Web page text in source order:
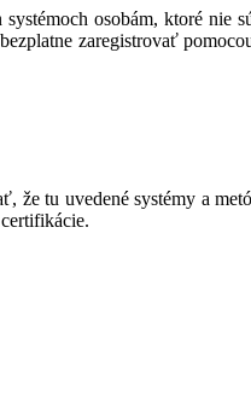
osobám, ktoré nie
zaregistrovať
tu uvedené systémy a